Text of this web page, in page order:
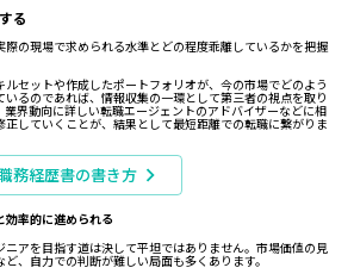
る
の現場で求められる水準とどの程度乖離しているかを把握
セットや作成したポートフォリオが、今の市場でどのよう
るのであれば、情報収集の一環として第三者の視点を取り
界動向に詳しい転職エージェントのアドバイザーなどに相
していくことが、結果として最短距離での転職に繋がりま
務経歴書の書き方
効率的に進められる
アを目指す道は決して平坦ではありません。市場価値の見
、自力での判断が難しい局面も多くあります。